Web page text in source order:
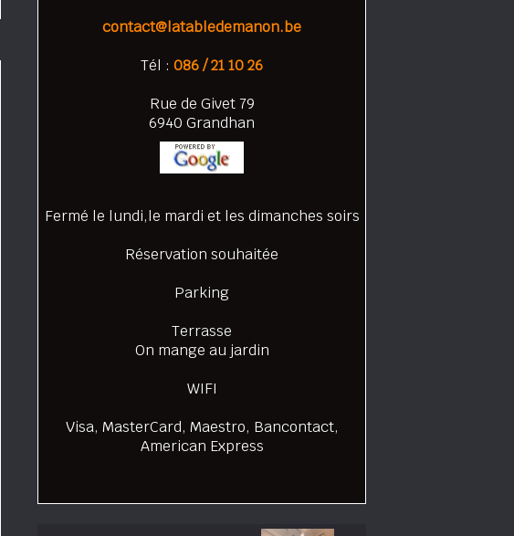
contact@latabledemanon.be
Tél : 086 / 21 10 26
Rue de Givet 79
6940 Grandhan
Fermé le lundi,le mardi et les dimanches soirs
Réservation souhaitée
Parking
Terrasse
On mange au jardin
WIFI
Visa, MasterCard, Maestro, Bancontact,
American Express